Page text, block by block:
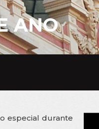
ANO
especial durante